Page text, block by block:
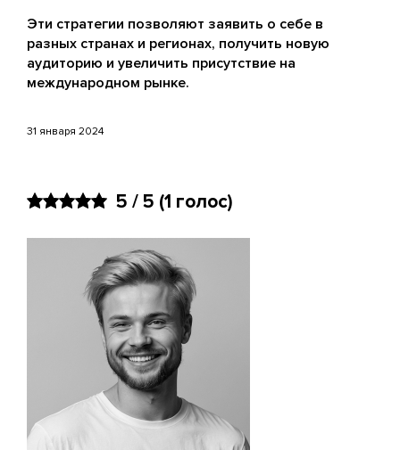
Эти стратегии позволяют заявить о себе в
разных странах и регионах, получить новую
аудиторию и увеличить присутствие на
международном рынке.
31 января 2024
5 / 5 (1 голос)